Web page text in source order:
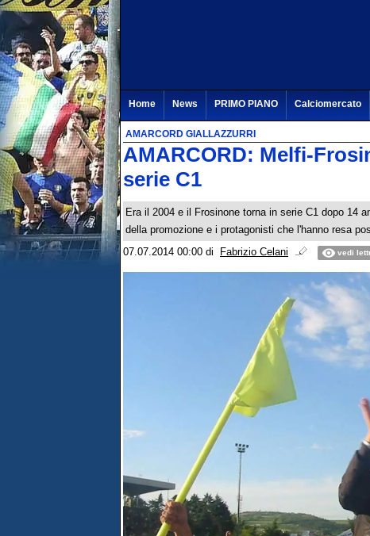
Home News PRIMO PIANO Calciomercato
AMARCORD GIALLAZZURRI
AMARCORD: Melfi-
serie C1
Era il 2004 e il Frosinone torna in serie C1 dopo 14
della promozione e i protagonisti che l'hanno resa
07.07.2014 00:00 di Fabrizio Celani vedi